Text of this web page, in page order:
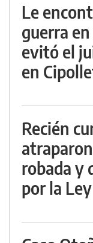
Le
guerra
evitó el
en
Recién
robada y
por la